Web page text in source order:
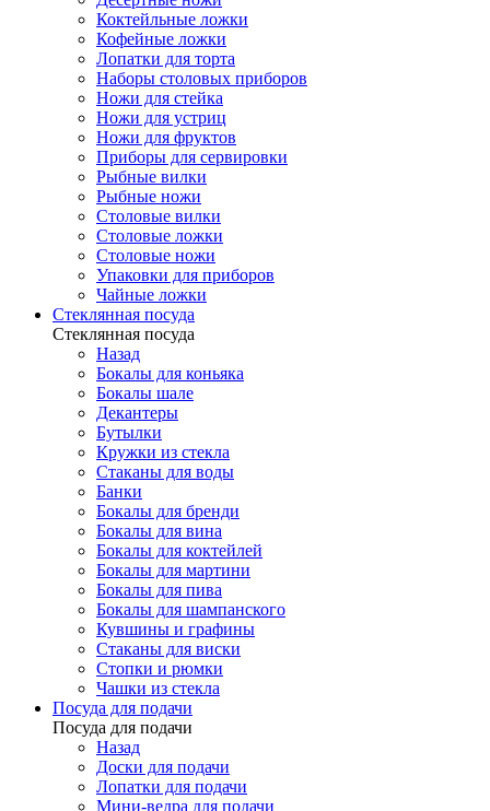
Коктейльные ложки
Кофейные ложки
Лопатки для торта
Наборы столовых приборов
Ножи для стейка
Ножи для устриц
Ножи для фруктов
Приборы для сервировки
Рыбные вилки
Рыбные ножи
Столовые вилки
Столовые ложки
Столовые ножи
Упаковки для приборов
Чайные ложки
Стеклянная посуда
Стеклянная посуда
Назад
Бокалы для коньяка
Бокалы шале
Декантеры
Бутылки
Кружки из стекла
Стаканы для воды
Банки
Бокалы для бренди
Бокалы для вина
Бокалы для коктейлей
Бокалы для мартини
Бокалы для пива
Бокалы для шампанского
Кувшины и графины
Стаканы для виски
Стопки и рюмки
Чашки из стекла
Посуда для подачи
Посуда для подачи
Назад
Доски для подачи
Лопатки для подачи
Мини-ведра для подачи